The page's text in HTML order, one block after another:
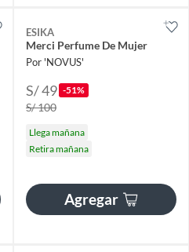
ESIKA
Merci Perfume De Mujer
Por 'NOVUS'
S/ 49 -51%
S/ 100
Llega mañana
Retira mañana
Agregar